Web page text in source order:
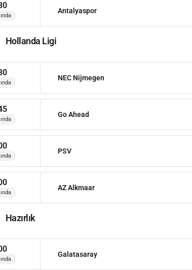
Antalyaspor
Hollanda Ligi
NEC Nijmegen
Go Ahead
PSV
AZ Alkmaar
Hazırlık
Galatasaray